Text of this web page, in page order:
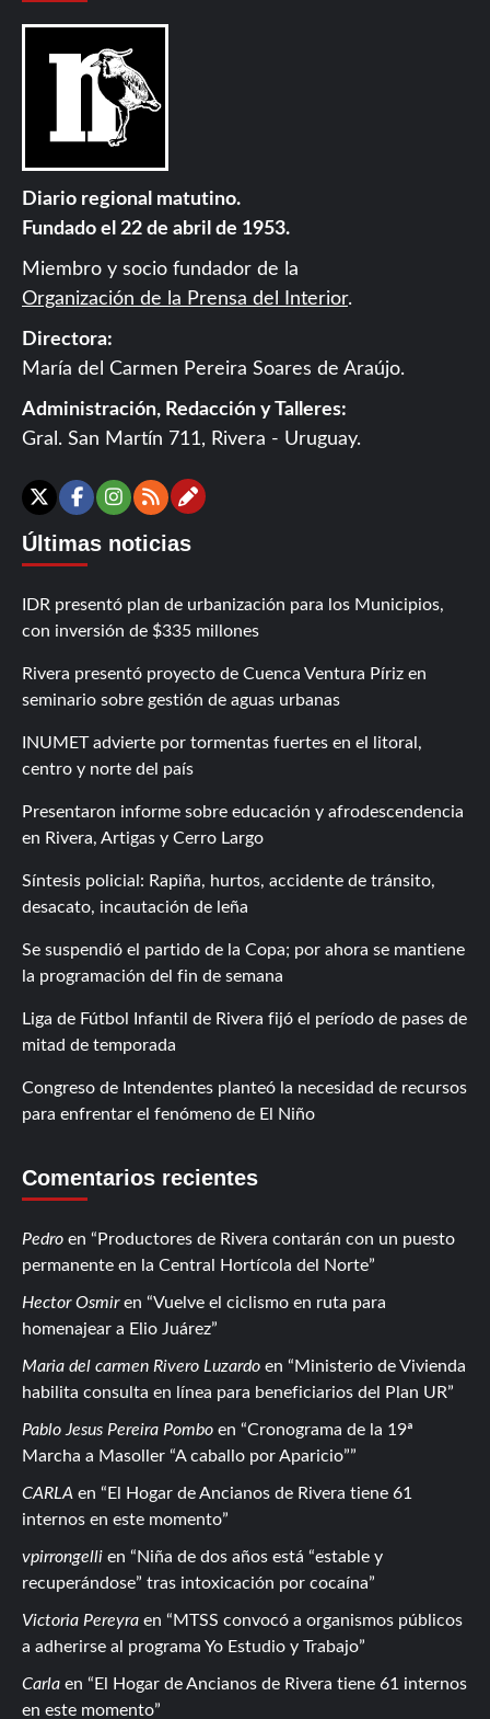
Diario regional matutino.
Fundado el 22 de abril de 1953.
Miembro y socio fundador de la
Organización de la Prensa del Interior.
Directora:
María del Carmen Pereira Soares de Araújo.
Administración, Redacción y Talleres:
Gral. San Martín 711, Rivera - Uruguay.
X Facebook
Instagram
RSSContáctanos
Últimas noticias
IDR presentó plan de urbanización para los Municipios,
con inversión de $335 millones
Rivera presentó proyecto de Cuenca Ventura Píriz en
seminario sobre gestión de aguas urbanas
INUMET advierte por tormentas fuertes en el litoral,
centro y norte del país
Presentaron informe sobre educación y afrodescendencia
en Rivera, Artigas y Cerro Largo
Síntesis policial: Rapiña, hurtos, accidente de tránsito,
desacato, incautación de leña
Se suspendió el partido de la Copa; por ahora se mantiene
la programación del fin de semana
Liga de Fútbol Infantil de Rivera fijó el período de pases de
mitad de temporada
Congreso de Intendentes planteó la necesidad de recursos
para enfrentar el fenómeno de El Niño
Comentarios recientes
Pedro en
Productores de Rivera contarán con un puesto
permanente en la Central Hortícola del Norte
Hector Osmiren
Vuelve el ciclismo en ruta para
homenajear a Elio Juárez
Maria del carmen Rivero Luzardo en
Ministerio de Vivienda
habilita consulta en línea para beneficiarios del Plan UR
Pablo Jesus Pereira Pombo en
Cronograma de la 19ª
Marcha a Masoller “A caballo por Aparicio”
CARLA en
El Hogar de Ancianos de Rivera tiene 61
internos en este momento
vpirrongelli en
Niña de dos años está “estable y
recuperándose” tras intoxicación por cocaína
Victoria Pereyra en
MTSS convocó a organismos públicos
a adherirse al programa Yo Estudio y Trabajo
Carla en
El Hogar de Ancianos de Rivera tiene 61 internos
en este momento